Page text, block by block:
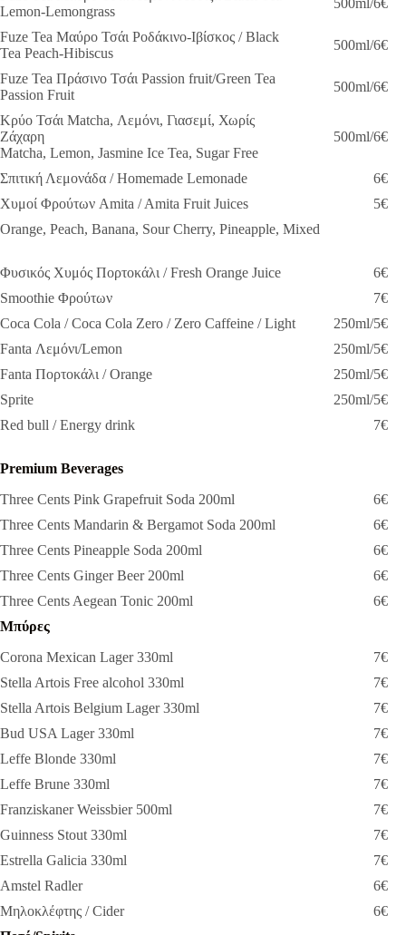
Lemon-Lemongrass
500ml/6€
Fuze Tea Μαύρο Τσάι Ροδάκινο-Ιβίσκος / Black
Tea Peach-Hibiscus
500ml/6€
Fuze Tea Πράσινο Τσάι Passion fruit/Green Tea
Passion Fruit
500ml/6€
Κρύο Τσάι Matcha, Λεμόνι, Γιασεμί, Χωρίς
Ζάχαρη
Matcha, Lemon, Jasmine Ice Tea, Sugar Free
500ml/6€
Σπιτική Λεμονάδα / Homemade Lemonade
6€
Χυμοί Φρούτων Amita / Amita Fruit Juices
5€
Orange, Peach, Banana, Sour Cherry, Pineapple, Mixed
Φυσικός Χυμός Πορτοκάλι / Fresh Orange Juice
6€
Smoothie Φρούτων
7€
Coca Cola / Coca Cola Zero / Zero Caffeine / Light
250ml/5€
Fanta Λεμόνι/Lemon
250ml/5€
Fanta Πορτοκάλι / Orange
250ml/5€
Sprite
250ml/5€
Red bull / Energy drink
7€
Premium Beverages
Three Cents Pink Grapefruit Soda 200ml
6€
Three Cents Mandarin & Bergamot Soda 200ml
6€
Three Cents Pineapple Soda 200ml
6€
Three Cents Ginger Beer 200ml
6€
Three Cents Aegean Tonic 200ml
6€
Μπύρες
Corona Mexican Lager 330ml
7€
Stella Artois Free alcohol 330ml
7€
Stella Artois Belgium Lager 330ml
7€
Bud USA Lager 330ml
7€
Leffe Blonde 330ml
7€
Leffe Brune 330ml
7€
Franziskaner Weissbier 500ml
7€
Guinness Stout 330ml
7€
Estrella Galicia 330ml
7€
Amstel Radler
6€
Μηλοκλέφτης / Cider
6€